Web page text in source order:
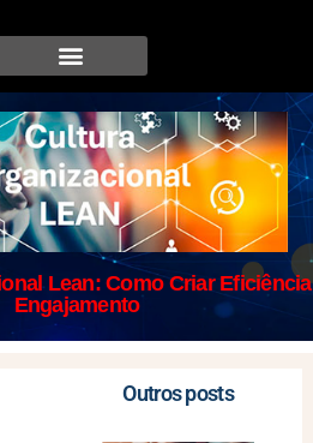
Lean: Como Criar
Engajamento
Outros posts